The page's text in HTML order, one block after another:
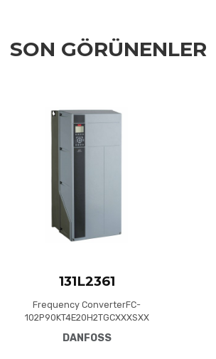
SON GÖRÜNENLER
131L2361
Frequency ConverterFC-
102P90KT4E20H2TGCXXXSXX
Drive FC-102(P90K) 90 KW /
DANFOSS